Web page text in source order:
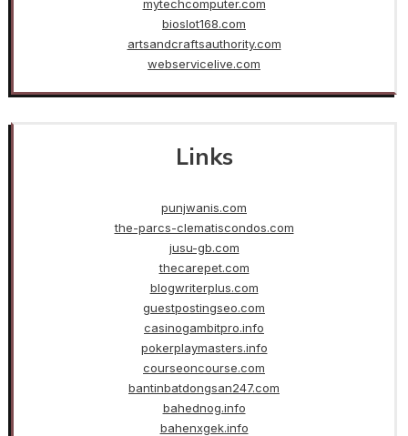
mytechcomputer.com
bioslot168.com
artsandcraftsauthority.com
webservicelive.com
Links
punjwanis.com
the-parcs-clematiscondos.com
jusu-gb.com
thecarepet.com
blogwriterplus.com
guestpostingseo.com
casinogambitpro.info
pokerplaymasters.info
courseoncourse.com
bantinbatdongsan247.com
bahednog.info
bahenxgek.info